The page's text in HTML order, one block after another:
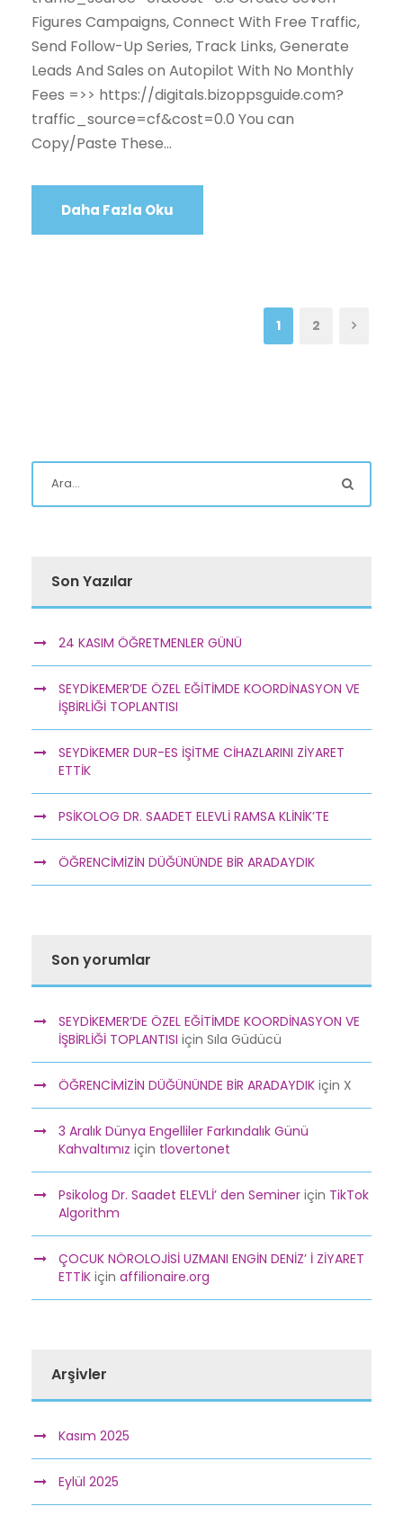
Figures Campaigns, Connect With Free Traffic,
Send Follow-Up Series, Track Links, Generate
Leads And Sales on Autopilot With No Monthly
Fees =>> https://digitals.bizoppsguide.com?
traffic_source=cf&cost=0.0 You can
Copy/Paste These...
Daha Fazla Oku
1 2
Son Yazılar
24 KASIM ÖĞRETMENLER GÜNÜ
SEYDİKEMER’DE ÖZEL EĞİTİMDE KOORDİNASYON VE
İŞBİRLİĞİ TOPLANTISI
SEYDİKEMER DUR-ES İŞİTME CİHAZLARINI ZİYARET
ETTİK
PSİKOLOG DR. SAADET ELEVLİ RAMSA KLİNİK’TE
ÖĞRENCİMİZİN DÜĞÜNÜNDE BİR ARADAYDIK
Son yorumlar
SEYDİKEMER’DE ÖZEL EĞİTİMDE KOORDİNASYON VE
İŞBİRLİĞİ TOPLANTISI için Sıla Güdücü
ÖĞRENCİMİZİN DÜĞÜNÜNDE BİR ARADAYDIK için X
3 Aralık Dünya Engelliler Farkındalık Günü
Kahvaltımız için tlovertonet
Psikolog Dr. Saadet ELEVLİ’ den Seminer için TikTok
Algorithm
ÇOCUK NÖROLOJİSİ UZMANI ENGİN DENİZ’ İ ZİYARET
ETTİK için affilionaire.org
Arşivler
Kasım 2025
Eylül 2025